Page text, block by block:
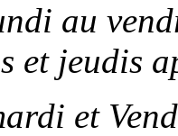
au
et jeudis
et